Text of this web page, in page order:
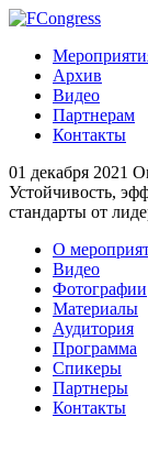
Архив
Видео
Партнерам
Контакты
01 декабря 2021
Устойчивость,
стандарты от
О
Видео
Фотографии
Материалы
Аудитория
Программа
Спикеры
Партнеры
Контакты